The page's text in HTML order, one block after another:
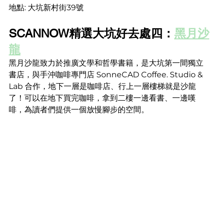
地點: 大坑新村街39號
SCANNOW精選大坑好去處四： 黑月沙
龍
黑月沙龍致力於推廣文學和哲學書籍，是大坑第一間獨立
書店，與手沖咖啡專門店 SonneCAD Coffee. Studio &
Lab 合作，地下一層是咖啡店、行上一層樓梯就是沙龍
了！可以在地下買完咖啡，拿到二樓一邊看書、一邊嘆
啡，為讀者們提供一個放慢腳步的空間。